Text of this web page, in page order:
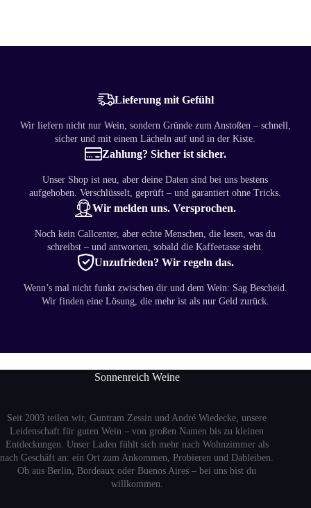
Lieferung mit Gefühl
Wir liefern nicht nur Wein, sondern Gründe zum Anstoßen – schnell,
sicher und mit einem Lächeln auf und in der Kiste.
Zahlung? Sicher ist sicher.
Unser Shop ist neu, aber deine Daten sind bei uns bestens
aufgehoben. Verschlüsselt, geprüft – und garantiert ohne Tricks.
Wir melden uns. Versprochen.
Noch kein Callcenter, aber echte Menschen, die lesen, was du
schreibst – und antworten, sobald die Kaffeetasse steht.
Unzufrieden? Wir regeln das.
Wenn’s mal nicht funkt zwischen dir und dem Wein: Sag Bescheid.
Wir finden eine Lösung, die mehr ist als nur Geld zurück.
Sonnenreich Weine
Seit 2003 teilen wir, Guntram Zessin und André Wiedecke, unsere
Leidenschaft für guten Wein – von großen Namen bis zu kleinen
Entdeckungen. Unser Laden fühlt sich mehr nach Wohnzimmer als
nach Geschäft an: ein Ort zum Ankommen, Probieren und Dableiben.
Ob aus Berlin, Bordeaux oder Buenos Aires – bei uns bist du
willkommen.